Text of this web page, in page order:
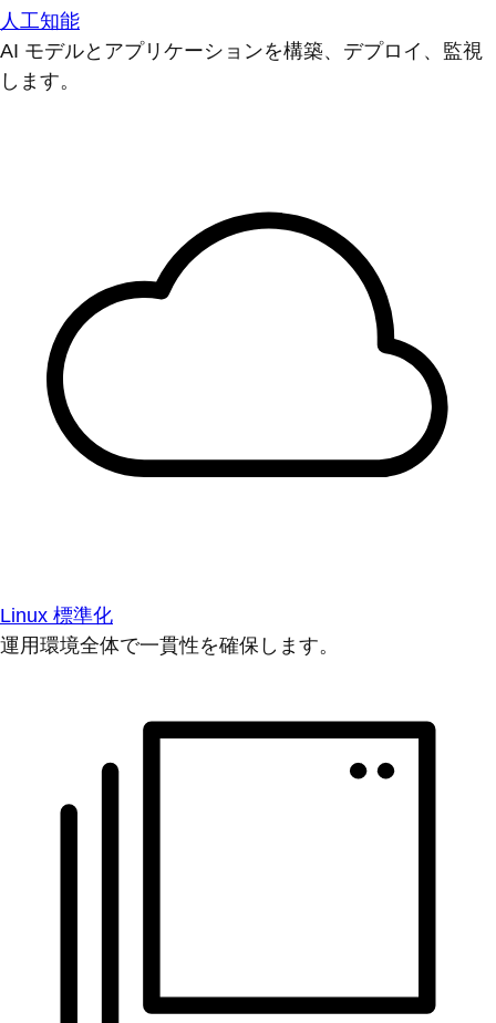
人工知能
AI モデルとアプリケーションを構築、デプロイ、監視
します。
Linux 標準化
運用環境全体で一貫性を確保します。